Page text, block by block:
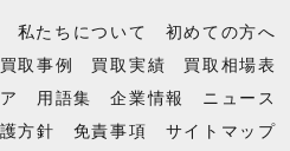
私たちについて
初めての方へ
買取事例 買取実績
買取相場表
用語集 企業情報
ニュース
方針
免責事項 サイトマップ